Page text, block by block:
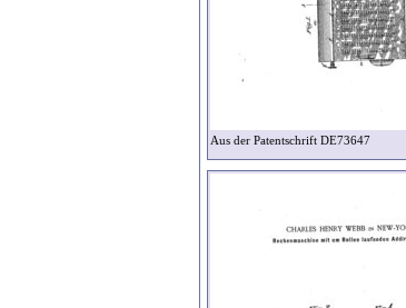
Aus der Patentschrift DE73647